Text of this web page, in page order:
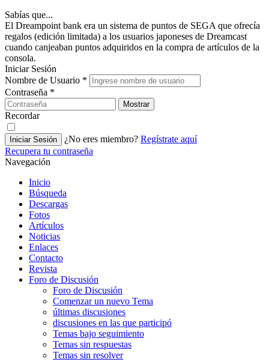
Sabías que...
El Dreampoint bank era un sistema de puntos de SEGA que ofrecía
regalos (edición limitada) a los usuarios japoneses de Dreamcast
cuando canjeaban puntos adquiridos en la compra de artículos de la
consola.
Iniciar Sesión
Nombre de Usuario *
Contraseña *
Mostrar
Recordar
Iniciar Sesión ¿No eres miembro? Regístrate aquí
Recupera tu contraseña
Navegación
Inicio
Búsqueda
Descargas
Fotos
Artículos
Noticias
Enlaces
Contacto
Revista
Foro de Discusión
Foro de Discusión
Comenzar un nuevo Tema
últimas discusiones
discusiones en las que participó
Temas bajo seguimiento
Temas sin respuestas
Temas sin resolver